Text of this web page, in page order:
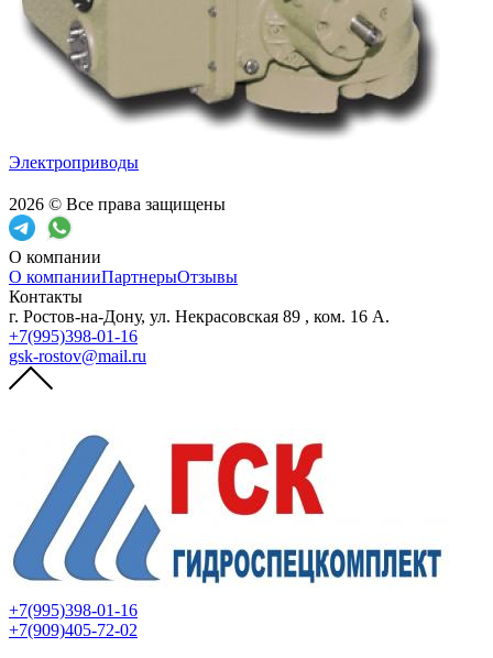
Электроприводы
2026 © Все права защищены
О компании
О компанииПартнерыОтзывы
Контакты
г. Ростов-на-Дону, ул. Некрасовская 89 , ком. 16 А.
+7(995)398-01-16
gsk-rostov@mail.ru
+7(995)398-01-16
+7(909)405-72-02